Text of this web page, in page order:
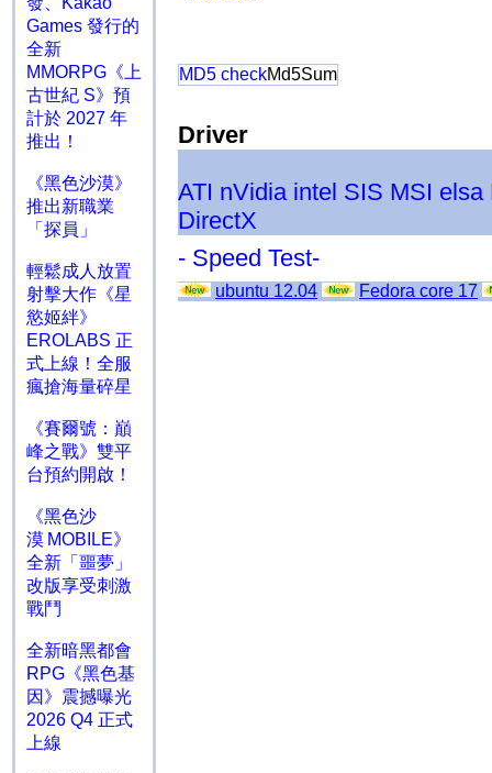
Games 發行的
全新
MMORPG《上
古世紀 S》預
計於 2027 年
推出！
《黑色沙漠》
推出新職業
「探員」
輕鬆成人放置
射擊大作《星
慾姬絆》
EROLABS 正
式上線！全服
瘋搶海量碎星
《賽爾號：巔
峰之戰》雙平
台預約開啟！
《黑色沙
漠 MOBILE》
全新「噩夢」
改版享受刺激
戰鬥
全新暗黑都會
RPG《黑色基
因》震撼曝光
2026 Q4 正式
上線
MD5 checkMd5Sum
Driver
ATI nVidia intel SIS MSI elsa
DirectX
- Speed Test-
ubuntu 12.04 Fedora core 17